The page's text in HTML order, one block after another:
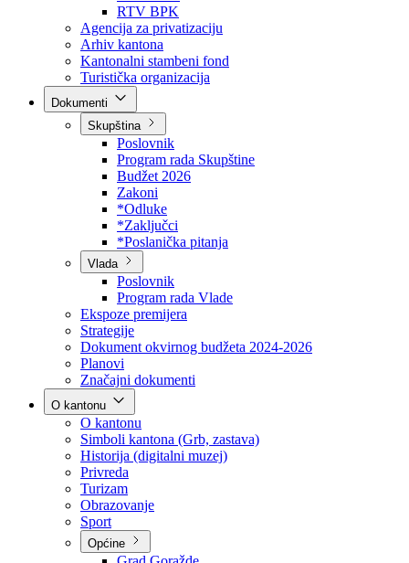
Direkcija za šumarstvo
Javna preduzeća
BPK šume
RTV BPK
Agencija za privatizaciju
Arhiv kantona
Kantonalni stambeni fond
Turistička organizacija
Skupština
Poslovnik
Program rada Skupštine
Budžet 2026
Zakoni
*Odluke
*Zaključci
*Poslanička pitanja
Vlada
Poslovnik
Program rada Vlade
Ekspoze premijera
Strategije
Dokument okvirnog budžeta 2024-2026
Planovi
Značajni dokumenti
O kantonu
O kantonu
Simboli kantona (Grb, zastava)
Historija (digitalni muzej)
Privreda
Turizam
Obrazovanje